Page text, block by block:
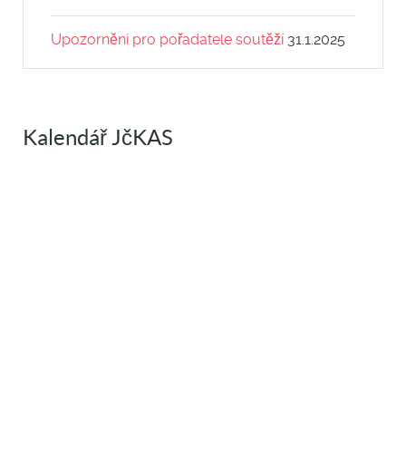
Upozornění pro pořadatele soutěží 31.1.2025
Kalendář JčKAS